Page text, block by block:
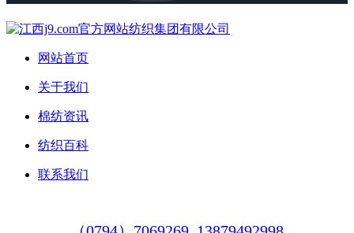
网站首页
关于我们
棉纺资讯
纺织百科
联系我们